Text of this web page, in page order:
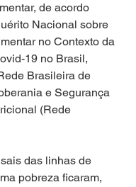
de acordo
Nacional sobre
no Contexto da
19 no Brasil,
Brasileira de
e Segurança
(Rede
das linhas de
pobreza ficaram,